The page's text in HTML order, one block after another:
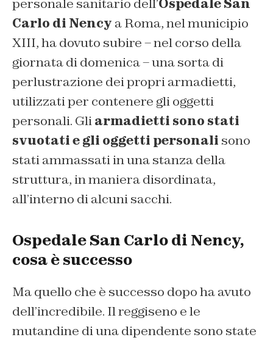
personale sanitario dell’Ospedale San
Carlo di Nency a Roma, nel municipio
XIII, ha dovuto subire – nel corso della
giornata di domenica – una sorta di
perlustrazione dei propri armadietti,
utilizzati per contenere gli oggetti
personali. Gliarmadietti sono stati
svuotati e gli oggetti personali sono
stati ammassati in una stanza della
struttura, in maniera disordinata,
all’interno di alcuni sacchi.
Ospedale San Carlo di Nency,
cosa è successo
Ma quello che è successo dopo ha avuto
dell’incredibile. Il reggiseno e le
mutandine di una dipendente sono state